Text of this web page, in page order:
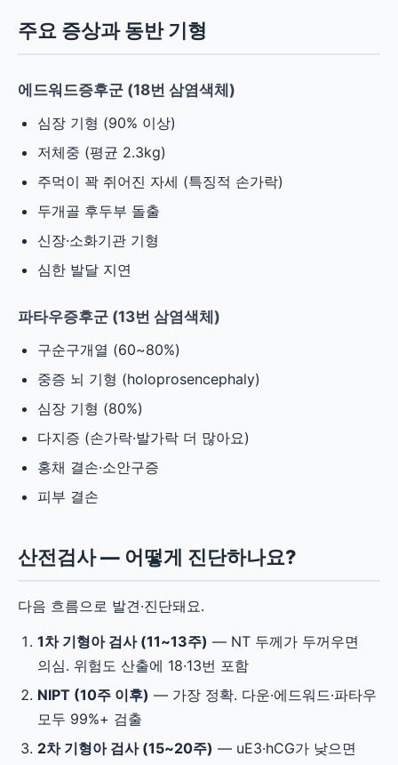
주요 증상과 동반 기형
에드워드증후군 (18번 삼염색체)
심장 기형 (90% 이상)
저체중 (평균 2.3kg)
주먹이 꽉 쥐어진 자세 (특징적 손가락)
두개골 후두부 돌출
신장·소화기관 기형
심한 발달 지연
파타우증후군 (13번 삼염색체)
구순구개열 (60~80%)
중증 뇌 기형 (holoprosencephaly)
심장 기형 (80%)
다지증 (손가락·발가락 더 많아요)
홍채 결손·소안구증
피부 결손
산전검사 — 어떻게 진단하나요?
다음 흐름으로 발견·진단돼요.
1차 기형아 검사 (11~13주) — NT 두께가 두꺼우면
의심. 위험도 산출에 18·13번 포함
NIPT (10주 이후) — 가장 정확. 다운·에드워드·파타우
모두 99%+ 검출
2차 기형아 검사 (15~20주) — uE3·hCG가 낮으면